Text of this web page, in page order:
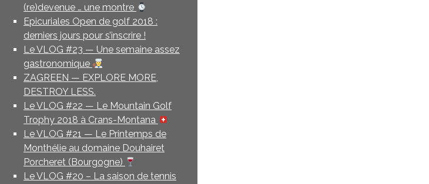
(re)devenue … une montre
Epicuriales Open de golf 2018 :
derniers jours pour s’inscrire !
Le VLOG #23 — Une semaine assez
gastronomique
ZAGREEN — EXPLORE MORE,
DESTROY LESS.
Le VLOG #22 — Le Mountain Golf
Trophy 2018 à Crans-Montana
Le VLOG #21 — Le Printemps de
Monthélie au domaine Douhairet
Porcheret (Bourgogne)
Le VLOG #20 – La saison de tennis